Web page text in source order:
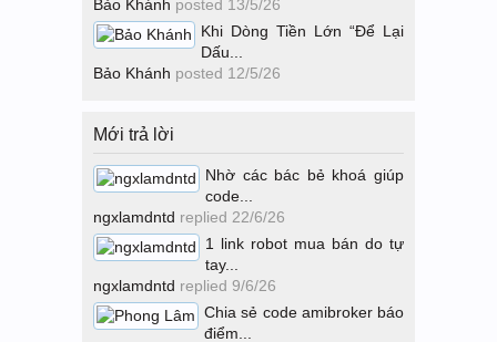
Bảo Khánh posted 13/5/26
Khi Dòng Tiền Lớn “Để Lại
Dấu...
Bảo Khánh posted 12/5/26
Mới trả lời
Nhờ các bác bẻ khoá giúp
code...
ngxlamdntd replied 22/6/26
1 link robot mua bán do tự
tay...
ngxlamdntd replied 9/6/26
Chia sẻ code amibroker báo
điểm...